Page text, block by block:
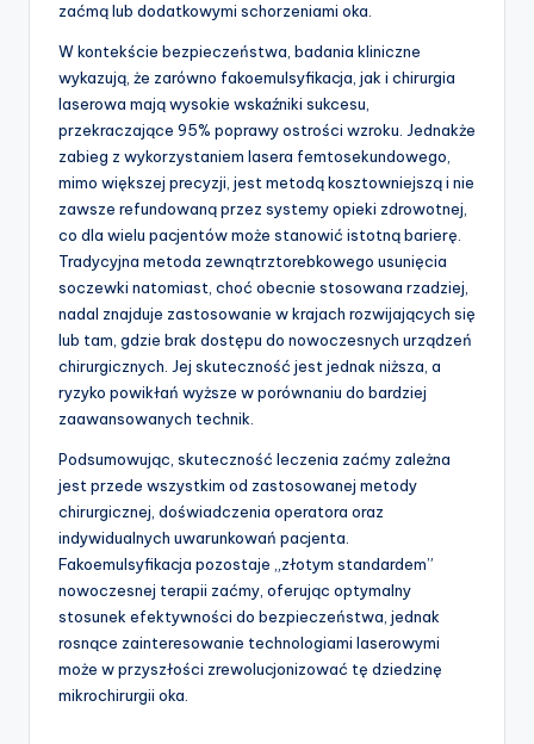
zaćmą lub dodatkowymi schorzeniami oka.
W kontekście bezpieczeństwa, badania kliniczne
wykazują, że zarówno fakoemulsyfikacja, jak i chirurgia
laserowa mają wysokie wskaźniki sukcesu,
przekraczające 95% poprawy ostrości wzroku. Jednakże
zabieg z wykorzystaniem lasera femtosekundowego,
mimo większej precyzji, jest metodą kosztowniejszą i nie
zawsze refundowaną przez systemy opieki zdrowotnej,
co dla wielu pacjentów może stanowić istotną barierę.
Tradycyjna metoda zewnątrztorebkowego usunięcia
soczewki natomiast, choć obecnie stosowana rzadziej,
nadal znajduje zastosowanie w krajach rozwijających się
lub tam, gdzie brak dostępu do nowoczesnych urządzeń
chirurgicznych. Jej skuteczność jest jednak niższa, a
ryzyko powikłań wyższe w porównaniu do bardziej
zaawansowanych technik.
Podsumowując, skuteczność leczenia zaćmy zależna
jest przede wszystkim od zastosowanej metody
chirurgicznej, doświadczenia operatora oraz
indywidualnych uwarunkowań pacjenta.
Fakoemulsyfikacja pozostaje „złotym standardem”
nowoczesnej terapii zaćmy, oferując optymalny
stosunek efektywności do bezpieczeństwa, jednak
rosnące zainteresowanie technologiami laserowymi
może w przyszłości zrewolucjonizować tę dziedzinę
mikrochirurgii oka.